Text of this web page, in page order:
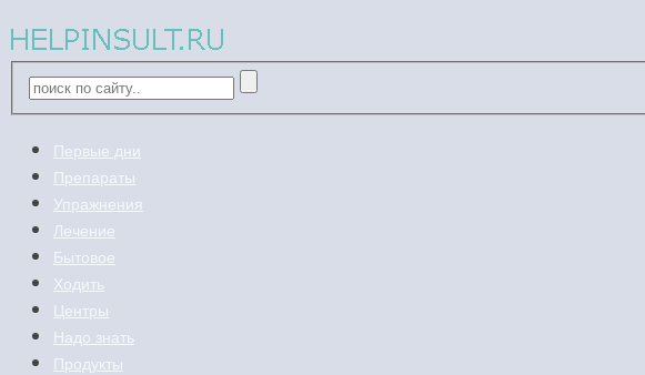
Первые дни
Препараты
Упражнения
Лечение
Бытовое
Ходить
Центры
Надо знать
Продукты